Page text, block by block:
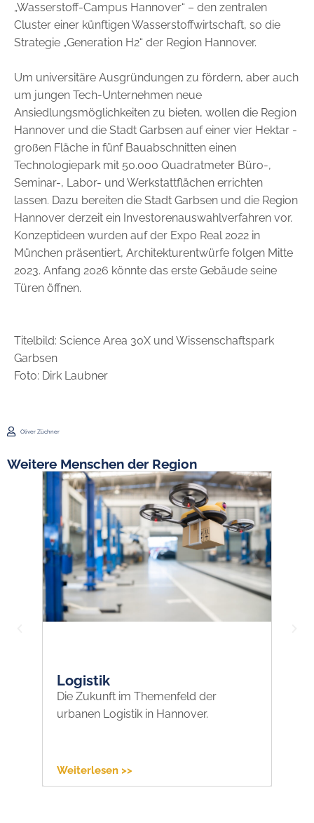
„Wasserstoff-­Campus Hannover“ – den zentralen
Cluster einer künftigen Wasserstoffwirtschaft, so die
Strategie „Generation H2“ der Region Hannover.
Um universitäre Ausgründungen zu fördern, aber auch
um jungen Tech-Unternehmen neue
Ansiedlungsmöglichkeiten zu bieten, wollen die Region
Hannover und die Stadt Garbsen auf einer vier Hektar ­
großen Fläche in fünf Bauabschnitten einen
Technologiepark mit 50.000 Quadratmeter Büro-,
Seminar-, Labor- und Werkstattflächen errichten
lassen. Dazu bereiten die Stadt Garbsen und die Region
Hannover derzeit ein Investorenauswahlverfahren vor.
Konzeptideen wurden auf der Expo Real 2022 in
München präsentiert, Architekturentwürfe folgen Mitte
2023. Anfang 2026 könnte das erste Gebäude seine
Türen öffnen.
Titelbild: Science Area 30X und Wissenschaftspark
Garbsen
Foto: Dirk Laubner
Oliver Züchner
Weitere Menschen der Region
Logistik
Die Zukunft im Themenfeld der
urbanen Logistik in Hannover.
Weiterlesen >>